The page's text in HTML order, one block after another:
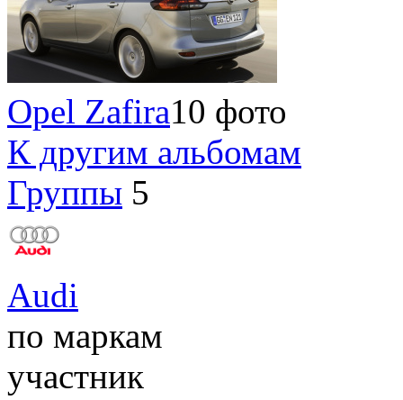
Opel Zafira10 фото
К другим альбомам
Группы 5
Audi
по маркам
участник